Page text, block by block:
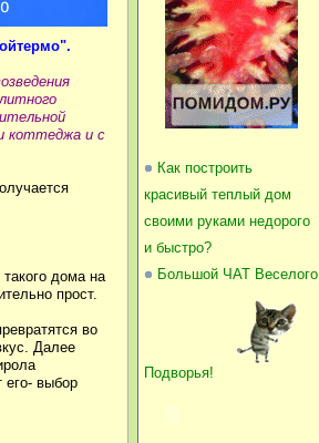
коттеджа и с
дома на
прост.
во
Далее
его- выбор
Как построить
красивый теплый дом
своими руками недорого
и быстро?
Большой ЧАТ Веселого
Подворья!